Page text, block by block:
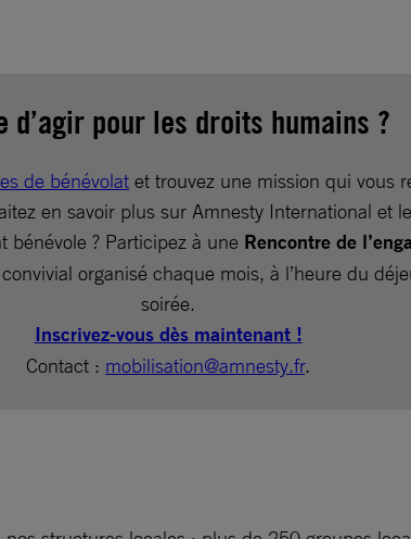
d’agir pour les droits humains ?
de bénévolat et trouvez une mission qui vous
en savoir plus sur Amnesty International et
bénévole ? Participez à une Rencontre de
organisé chaque mois, à l’heure du
soirée.
Inscrivez-vous dès maintenant !
Contact : mobilisation@amnesty.fr.